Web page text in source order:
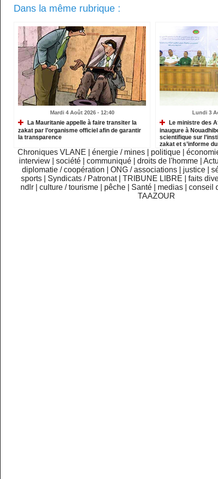
Dans la même rubrique :
Mardi 4 Août 2026 - 12:40
La Mauritanie appelle à faire transiter la
zakat par l’organisme officiel afin de garantir
la transparence
Lundi 3
Le ministre des
inaugure à
scientifique sur
zakat et s’informe
institutions relevant
Chroniques VLANE énergie / mines politique
interview
|société |communiqué |droits de l'homme |
diplomatie / coopération
ONG / associations justice
sports
Syndicats / Patronat TRIBUNE LIBRE
faits
ndlr
|culture / tourisme pêche Santé medias |conseil
TAAZOUR